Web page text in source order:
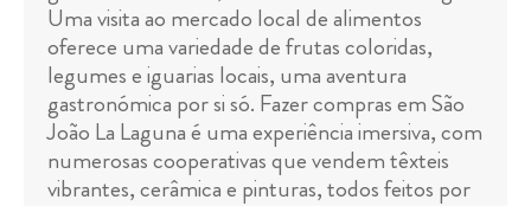
Uma visita ao mercado local de alimentos
oferece uma variedade de frutas coloridas,
legumes e iguarias locais, uma aventura
gastronómica por si só. Fazer compras em São
João La Laguna é uma experiência imersiva, com
numerosas cooperativas que vendem têxteis
vibrantes, cerâmica e pinturas, todos feitos por